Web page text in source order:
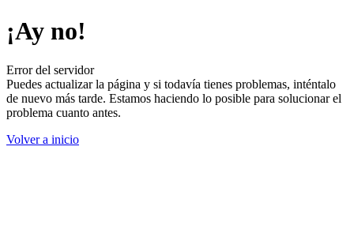
¡Ay no!
Error del servidor
Puedes actualizar la página y si todavía tienes problemas, inténtalo
de nuevo más tarde. Estamos haciendo lo posible para solucionar el
problema cuanto antes.
Volver a inicio